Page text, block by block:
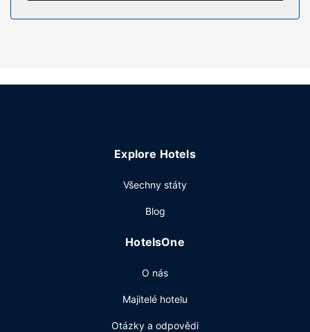
Vybavení nemovitosti
Součástí vybavení jsou také bezdrátový internet zdarma,
Louies Steakhouse je jednou z 2 restaurací v areálu tohoto
hlad, můžete také využít pokojovou službu s omezeným
Chcete-li si vychutnat svůj oblíbený nápoj, budete mít k
Hostům jsou k dispozici zapůjčení novin ve vestibulu,
Hodláte uspořádat obchodní nebo společenskou akci? V
tomto hotelu můžete využít konferenční prostory o
Explore Hotels
Všechny státy
Blog
HotelsOne
O nás
Majitelé hotelu
Otázky a odpovědi